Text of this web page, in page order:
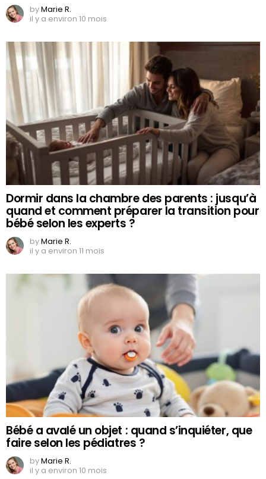
byMarie R.
il y a environ 10 mois
Dormir dans la chambre des parents : jusqu’à
quand et comment préparer la transition pour
bébé selon les experts ?
byMarie R.
il y a environ 11 mois
Bébé a avalé un objet : quand s’inquiéter, que
faire selon les pédiatres ?
byMarie R.
il y a environ 10 mois